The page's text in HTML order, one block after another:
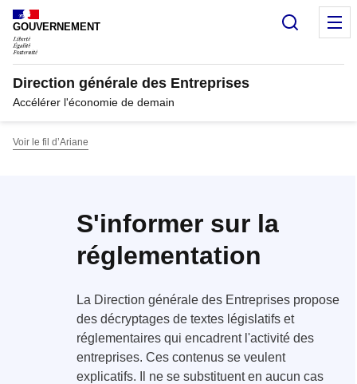
Panneau de gestion des cookies
GOUVERNEMENT
Direction générale des Entreprises
Accélérer l'économie de demain
Voir le fil d’Ariane
S'informer sur la
réglementation
La Direction générale des Entreprises propose
des décryptages de textes législatifs et
réglementaires qui encadrent l'activité des
entreprises. Ces contenus se veulent
explicatifs. Il ne se substituent en aucun cas